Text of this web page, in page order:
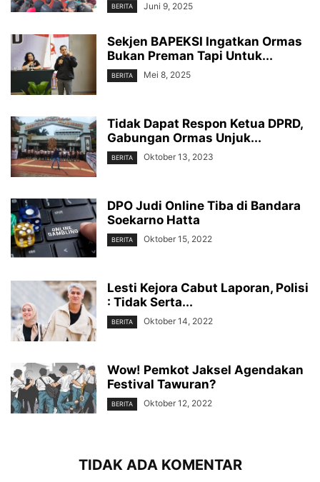
BERITA Juni 9, 2025
Sekjen BAPEKSI Ingatkan Ormas
Bukan Preman Tapi Untuk...
BERITA Mei 8, 2025
Tidak Dapat Respon Ketua DPRD,
Gabungan Ormas Unjuk...
BERITA Oktober 13, 2023
DPO Judi Online Tiba di Bandara
Soekarno Hatta
BERITA Oktober 15, 2022
Lesti Kejora Cabut Laporan, Polisi
: Tidak Serta...
BERITA Oktober 14, 2022
Wow! Pemkot Jaksel Agendakan
Festival Tawuran?
BERITA Oktober 12, 2022
TIDAK ADA KOMENTAR